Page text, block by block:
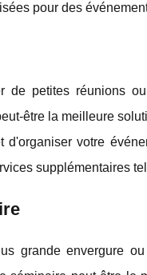
pour des
de petites réunions
être la meilleure
d'organiser votre
supplémentaires
grande envergure